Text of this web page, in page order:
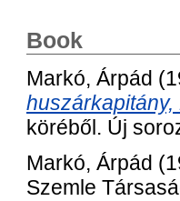
Book
Markó, Árpád
huszárkapitány,
köréből. Új
Markó, Árpád
Szemle